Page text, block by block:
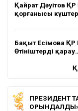
Қайрат Дәуітов
қорғанысы
Бақыт Есімова ҚР
Өтініштерді
ПРЕЗИДЕНТ